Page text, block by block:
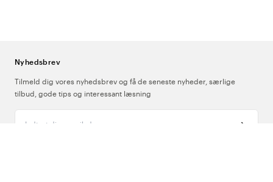
Nyhedsbrev
Tilmeld dig vores nyhedsbrev og få de seneste nyheder, særlige
tilbud, gode tips og interessant læsning